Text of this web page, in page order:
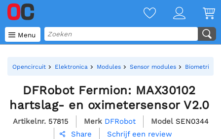
 Menu
Opencircuit Elektronica Modules Sensor modules Biometrie
DFRobot Fermion: MAX30102
hartslag- en oximetersensor V2.0
Artikelnr. 57815 Merk DFRobot Model SEN0344
 Share Schrijf een review